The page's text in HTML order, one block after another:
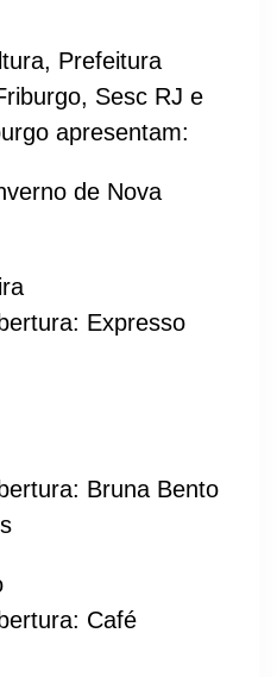
Prefeitura
Sesc RJ e
apresentam:
de Nova
Expresso
Bruna Bento
Café